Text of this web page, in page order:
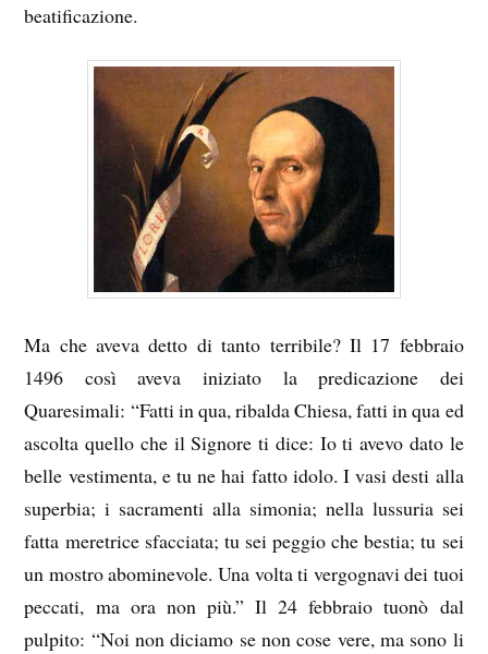
beatificazione.
Ma che aveva detto di tanto terribile? Il 17 febbraio
1496 così aveva iniziato la predicazione dei
Quaresimali: “Fatti in qua, ribalda Chiesa, fatti in qua ed
ascolta quello che il Signore ti dice: Io ti avevo dato le
belle vestimenta, e tu ne hai fatto idolo. I vasi desti alla
superbia; i sacramenti alla simonia; nella lussuria sei
fatta meretrice sfacciata; tu sei peggio che bestia; tu sei
un mostro abominevole. Una volta ti vergognavi dei tuoi
peccati, ma ora non più.” Il 24 febbraio tuonò dal
pulpito: “Noi non diciamo se non cose vere, ma sono li